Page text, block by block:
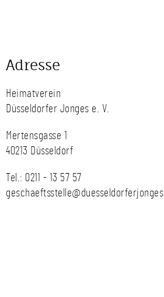
Adresse
Heimatverein
Düsseldorfer Jonges e. V.
Mertensgasse 1
40213 Düsseldorf
Tel.: 0211 - 13 57 57